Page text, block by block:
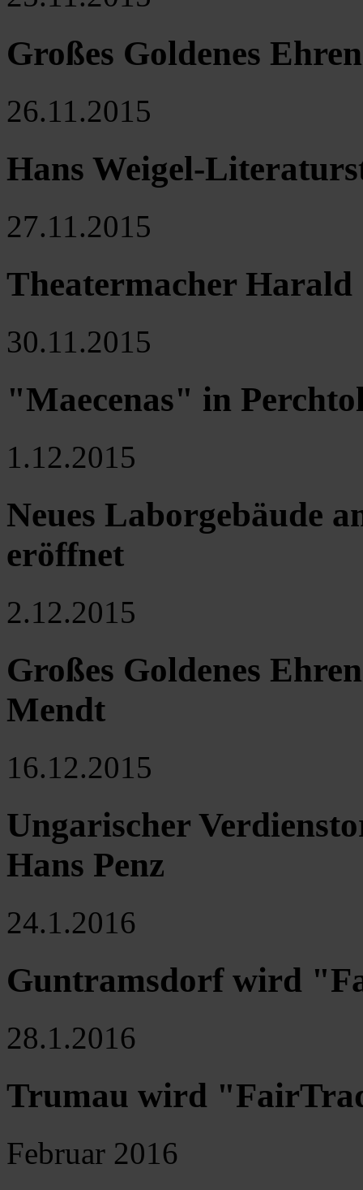
Großes Goldenes
26.11.2015
Hans Weigel-
27.11.2015
Theatermacher
30.11.2015
"Maecenas" in
1.12.2015
Neues Laborgebäude
eröffnet
2.12.2015
Großes Goldenes
Mendt
16.12.2015
Ungarischer
Hans Penz
24.1.2016
Guntramsdorf wird
28.1.2016
Trumau wird
Februar 2016